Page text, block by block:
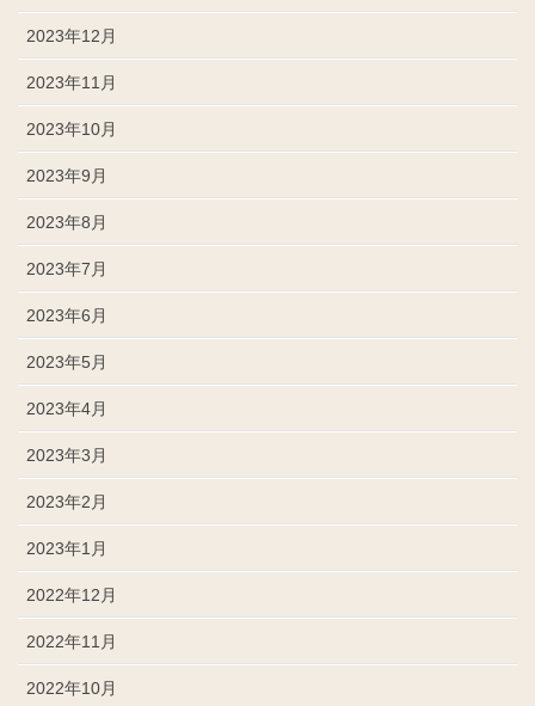
2023年12月
2023年11月
2023年10月
2023年9月
2023年8月
2023年7月
2023年6月
2023年5月
2023年4月
2023年3月
2023年2月
2023年1月
2022年12月
2022年11月
2022年10月